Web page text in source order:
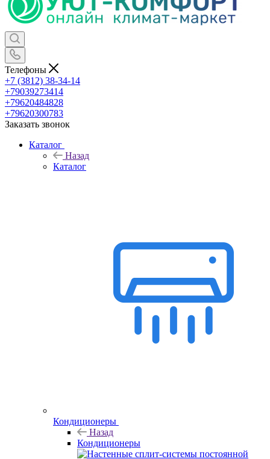
Телефоны
+7 (3812) 38-34-14
+79039273414
+79620484828
+79620300783
Заказать звонок
Каталог
Назад
Каталог
Кондиционеры
Назад
Кондиционеры